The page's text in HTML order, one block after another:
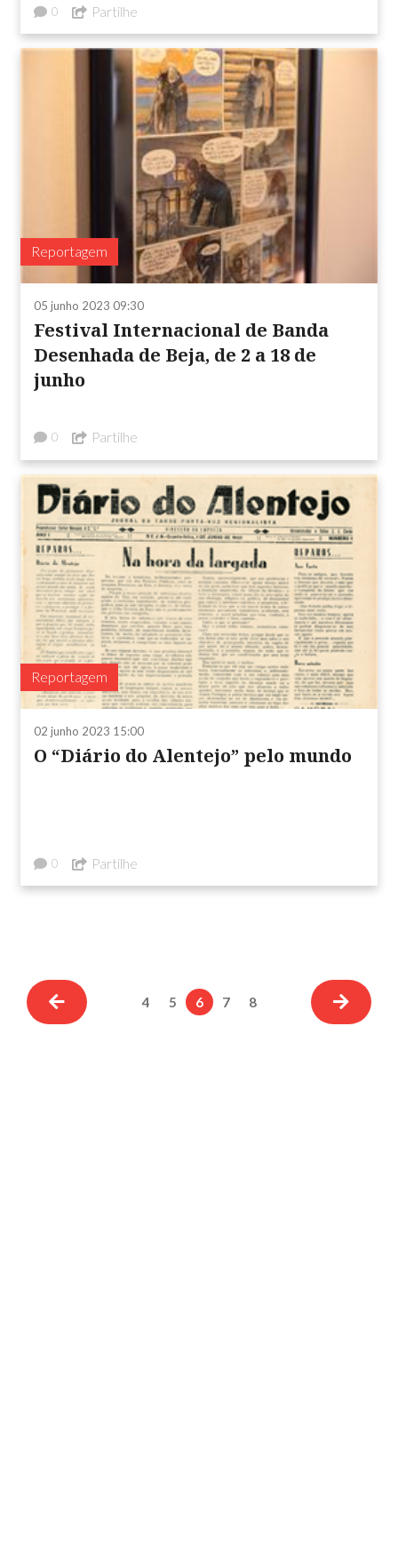
0 Partilhe
Reportagem
05 junho 2023 09:30
Festival Internacional de Banda
Desenhada de Beja, de 2 a 18 de
junho
0 Partilhe
Reportagem
02 junho 2023 15:00
O “Diário do Alentejo” pelo mundo
0 Partilhe
4 5 6 7 8